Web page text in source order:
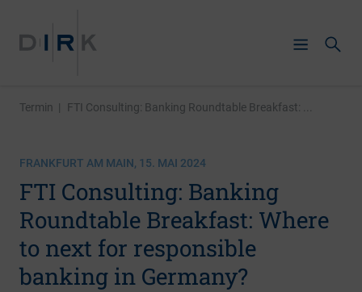
Termin | FTI Consulting: Banking Roundtable Breakfast: ...
FRANKFURT AM MAIN, 15. MAI 2024
FTI Consulting: Banking
Roundtable Breakfast: Where
to next for responsible
banking in Germany?